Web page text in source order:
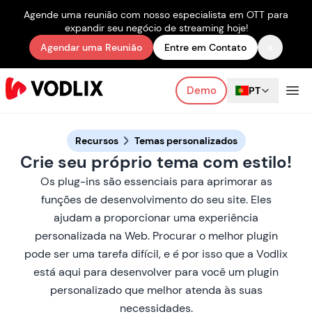
Agende uma reunião com nosso especialista em OTT para
expandir seu negócio de streaming hoje!
Agendar uma Reunião
Entre em Contato
Demo PT
Recursos Temas personalizados
Crie seu próprio tema com estilo!
Os plug-ins são essenciais para aprimorar as
funções de desenvolvimento do seu site. Eles
ajudam a proporcionar uma experiência
personalizada na Web. Procurar o melhor plugin
pode ser uma tarefa difícil, e é por isso que a Vodlix
está aqui para desenvolver para você um plugin
personalizado que melhor atenda às suas
necessidades.